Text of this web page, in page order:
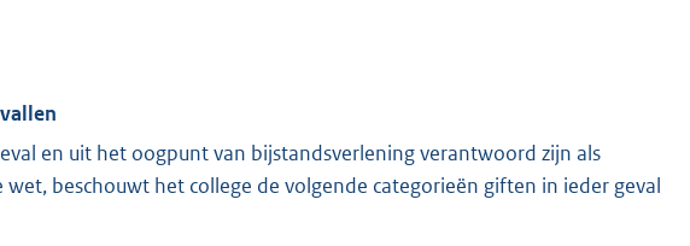
en uit het oogpunt van bijstandsverlening verantwoord zijn als
beschouwt het college de volgende categorieën giften in ieder geval